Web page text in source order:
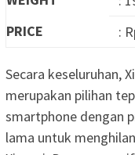
PRICE
:
Secara keseluruhan,
merupakan pilihan
smartphone dengan
lama untuk